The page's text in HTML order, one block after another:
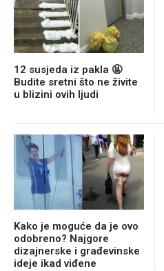
12 susjeda iz pakla 🤬
Budite sretni što ne živite
u blizini ovih ljudi
Kako je moguće da je ovo
odobreno? Najgore
dizajnerske i građevinske
ideje ikad viđene